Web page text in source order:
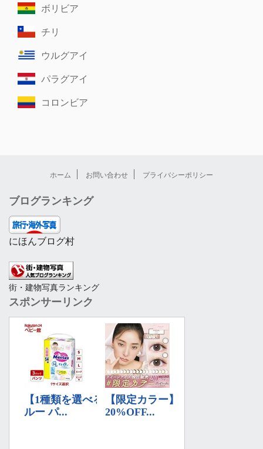
ボリビア
チリ
ウルグアイ
パラグアイ
コロンビア
ホーム お問い合わせ プライバシーポリシー
ブログランキング
にほんブログ村
街・建物写真ランキング
スポンサーリンク